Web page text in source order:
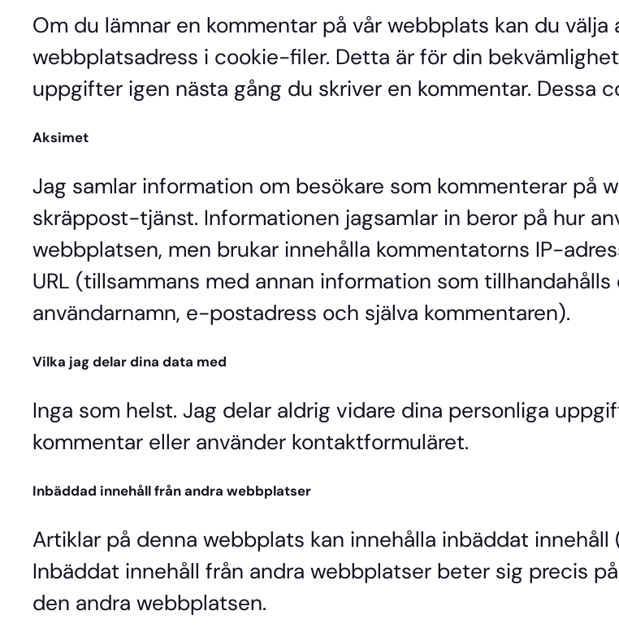
Om du lämnar en kommentar på vår webbplats kan du
webbplatsadress i cookie-filer. Detta är för din
uppgifter igen nästa gång du skriver en kommentar. Dessa
Aksimet
Jag samlar information om besökare som kommenterar på
skräppost-tjänst. Informationen jagsamlar in beror på hur
webbplatsen, men brukar innehålla kommentatorns IP-
URL (tillsammans med annan information som
användarnamn, e-postadress och själva kommentaren).
Vilka jag delar dina data med
Inga som helst. Jag delar aldrig vidare dina personliga
kommentar eller använder kontaktformuläret.
Inbäddad innehåll från andra webbplatser
Artiklar på denna webbplats kan innehålla inbäddat innehåll
Inbäddat innehåll från andra webbplatser beter sig precis
den andra webbplatsen.